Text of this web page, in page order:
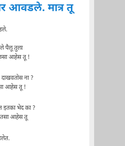
आवडले. मात्र तू
पैलू तुला
आहेस तू !
ना ?
आहेस तू !
इतका भेद का ?
तसा आहेस तू